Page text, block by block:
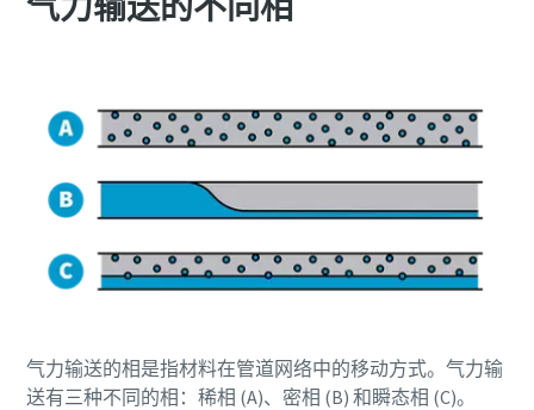
您需要了解的一切关于气力输送流程的信息
了解详情
气力输送的相是指材料在管道网络中的移动方式。气力输
送有三种不同的相：稀相 (A)、密相 (B) 和瞬态相 (C)。